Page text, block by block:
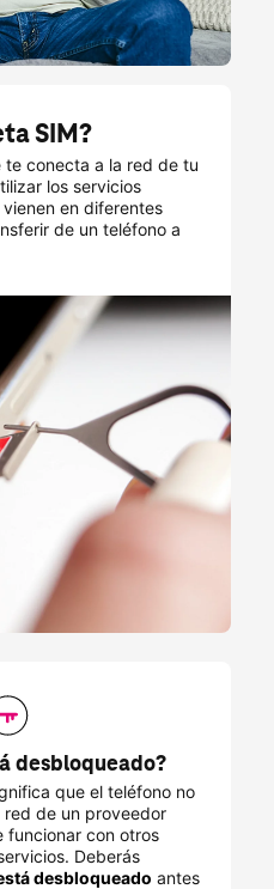
SIM?
te conecta a la red de tu
los servicios
en diferentes
de un teléfono a
desbloqueado?
que el teléfono no
de un proveedor
funcionar con otros
Deberás
desbloqueado antes